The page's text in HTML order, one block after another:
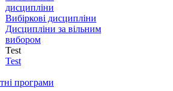
дисципліни
Вибіркові дисципліни
Дисципліни за вільним
вибором
Test
Test
програми